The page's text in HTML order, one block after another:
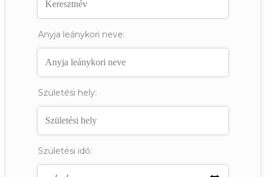
Anyja leánykori neve:
Születési hely:
Születési idő: